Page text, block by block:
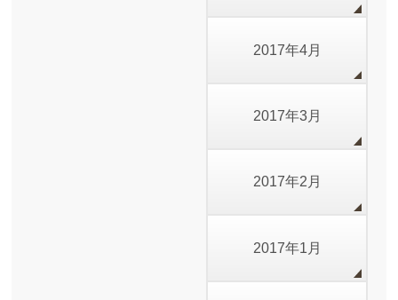
2017年4月
2017年3月
2017年2月
2017年1月